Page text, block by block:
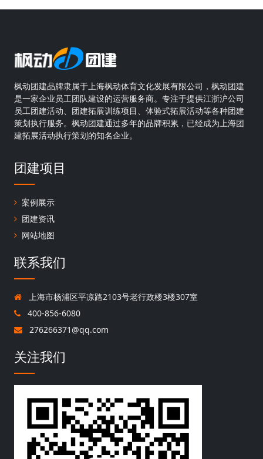
枫动团建品牌隶属于上海枫动体育文化发展有限公司，枫动团建
是一家企业员工团队建设的运营服务商。专注于提供江浙沪公司
员工团建活动、团建拓展训练项目、体验式拓展活动等各种团建
策划执行服务。枫动团建通过多年的品牌积累，已经成为上海团
建拓展活动执行策划的知名企业。
团建项目
案例展示
团建资讯
网站地图
联系我们
上海市杨浦区平凉路2103号老行政楼3楼307室
400-856-6080
276266371@qq.com
关注我们